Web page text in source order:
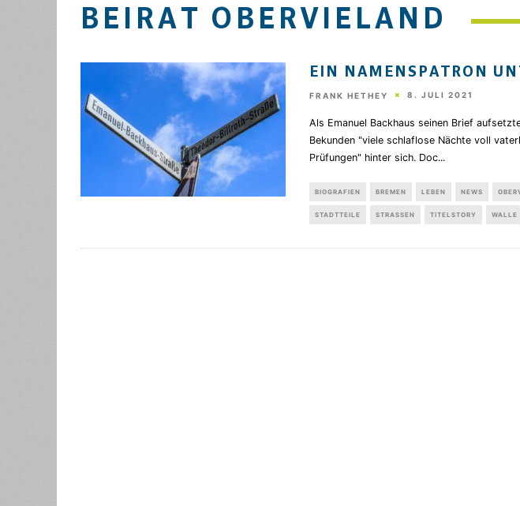
BEIRAT OBERVIELAND
EIN NAMENSPATRON
FRANK HETHEY 8. JULI 2021
Als Emanuel Backhaus seinen Brief
Bekunden "viele schlaflose Nächte voll
Prüfungen" hinter sich. Doc...
BIOGRAFIEN BREMEN LEBEN NEWS
STADTTEILE STRASSEN TITELSTORY WALLE